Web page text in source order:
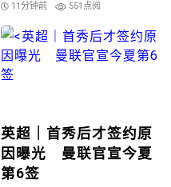
11分钟前 551点阅
英超｜首秀后才签约原
因曝光 曼联官宣今夏
第6签